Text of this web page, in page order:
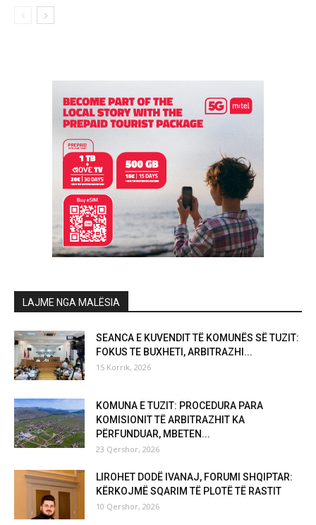
LAJME NGA MALËSIA
SEANCA E KUVENDIT TË KOMUNËS SË TUZIT:
FOKUS TE BUXHETI, ARBITRAZHI...
15 Korrik, 2026
KOMUNA E TUZIT: PROCEDURA PARA
KOMISIONIT TË ARBITRAZHIT KA
PËRFUNDUAR, MBETEN...
23 Qershor, 2026
LIROHET DODË IVANAJ, FORUMI SHQIPTAR:
KËRKOJMË SQARIM TË PLOTË TË RASTIT
10 Qershor, 2026